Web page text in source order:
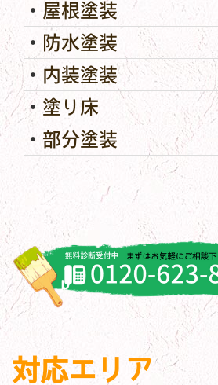
屋根塗装
防水塗装
内装塗装
塗り床
部分塗装
対応エリア